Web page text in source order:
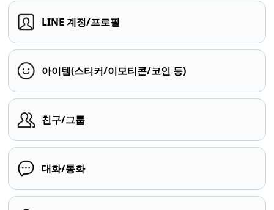
LINE 계정/프로필
아이템(스티커/이모티콘/코인 등)
친구/그룹
대화/통화